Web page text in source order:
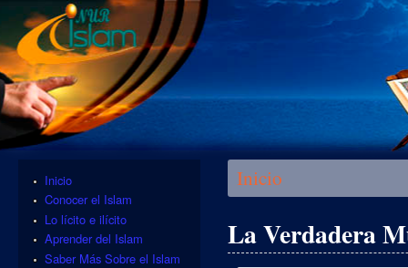
Se encuentra usted aquí
Inicio
La Verdadera
Inicio
Conocer el Islam
Lo lícito e ilícito
Aprender del Islam
Saber Más Sobre el Islam